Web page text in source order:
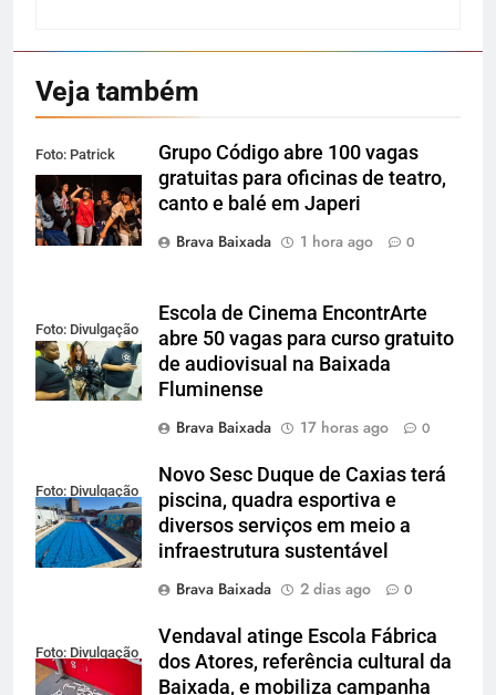
Veja também
Foto: Patrick
Lima
Grupo Código abre 100 vagas
gratuitas para oficinas de teatro,
canto e balé em Japeri
Brava Baixada
1 hora ago 0
Foto: Divulgação
Escola de Cinema EncontrArte
abre 50 vagas para curso gratuito
de audiovisual na Baixada
Fluminense
Brava Baixada
17 horas ago 0
Foto: Divulgação
Novo Sesc Duque de Caxias terá
piscina, quadra esportiva e
diversos serviços em meio a
infraestrutura sustentável
Brava Baixada
2 dias ago 0
Foto: Divulgação
Vendaval atinge Escola Fábrica
dos Atores, referência cultural da
Baixada, e mobiliza campanha